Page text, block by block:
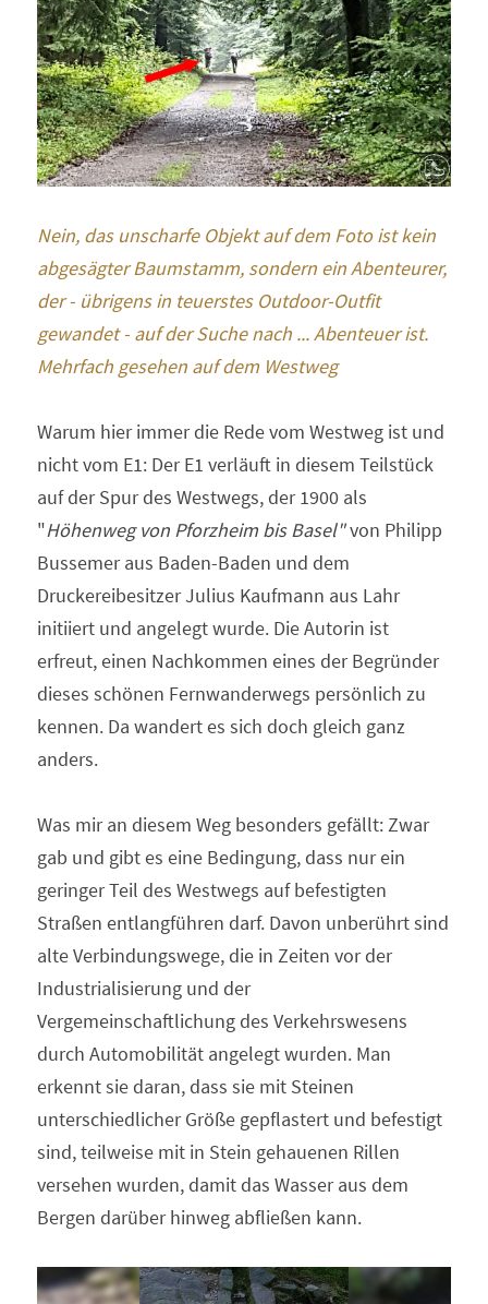
Nein, das unscharfe Objekt auf dem Foto ist kein
abgesägter Baumstamm, sondern ein Abenteurer,
der - übrigens in teuerstes Outdoor-Outfit
gewandet - auf der Suche nach ... Abenteuer ist.
Mehrfach gesehen auf dem Westweg
Warum hier immer die Rede vom Westweg ist und
nicht vom E1: Der E1 verläuft in diesem Teilstück
auf der Spur des Westwegs, der 1900 als
"Höhenweg von Pforzheim bis Basel" von Philipp
Bussemer aus Baden-Baden und dem
Druckereibesitzer Julius Kaufmann aus Lahr
initiiert und angelegt wurde. Die Autorin ist
erfreut, einen Nachkommen eines der Begründer
dieses schönen Fernwanderwegs persönlich zu
kennen. Da wandert es sich doch gleich ganz
anders.
Was mir an diesem Weg besonders gefällt: Zwar
gab und gibt es eine Bedingung, dass nur ein
geringer Teil des Westwegs auf befestigten
Straßen entlangführen darf. Davon unberührt sind
alte Verbindungswege, die in Zeiten vor der
Industrialisierung und der
Vergemeinschaftlichung des Verkehrswesens
durch Automobilität angelegt wurden. Man
erkennt sie daran, dass sie mit Steinen
unterschiedlicher Größe gepflastert und befestigt
sind, teilweise mit in Stein gehauenen Rillen
versehen wurden, damit das Wasser aus dem
Bergen darüber hinweg abfließen kann.